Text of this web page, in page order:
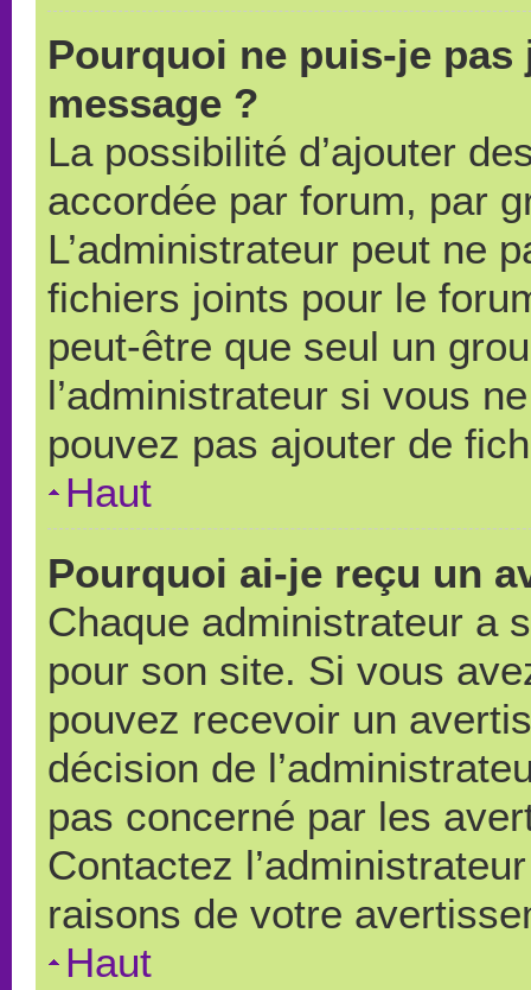
Pourquoi ne puis-je
message ?
La possibilité d’ajouter
accordée par forum, par
L’administrateur peut ne
fichiers joints pour le
peut-être que seul un
l’administrateur si vous
pouvez pas ajouter de
Haut
Pourquoi ai-je reçu un
Chaque administrateur a
pour son site. Si vous
pouvez recevoir un
décision de
pas concerné par les
Contactez
raisons de votre
Haut